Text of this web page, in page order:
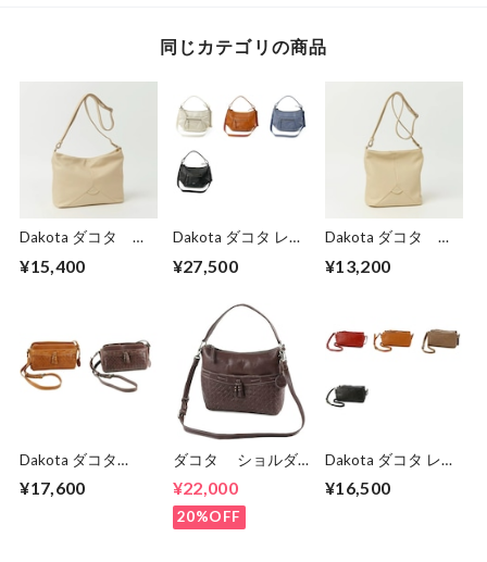
同じカテゴリの商品
Dakota ダコタ ボ
ーバッグ 1034910
¥15,400
Dakota ダコタ レデ
ショルダーバッグ
¥27,500
Dakota ダコタ ボ
ーバッグ 1034911
¥13,200
Dakota ダコタ
ス ネルソン ショ
¥17,600
ダコタ ショルダ
革 レディース DA-
1034131
¥22,000
20%OFF
Dakota ダコタ レッ
ショルダーバッグ
¥16,500